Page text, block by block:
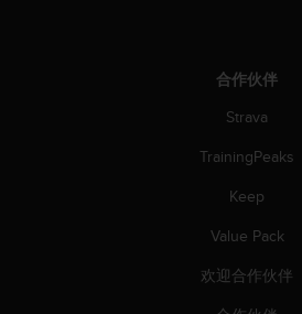
合作伙伴
Strava
TrainingPeaks
Keep
Value Pack
欢迎合作伙伴